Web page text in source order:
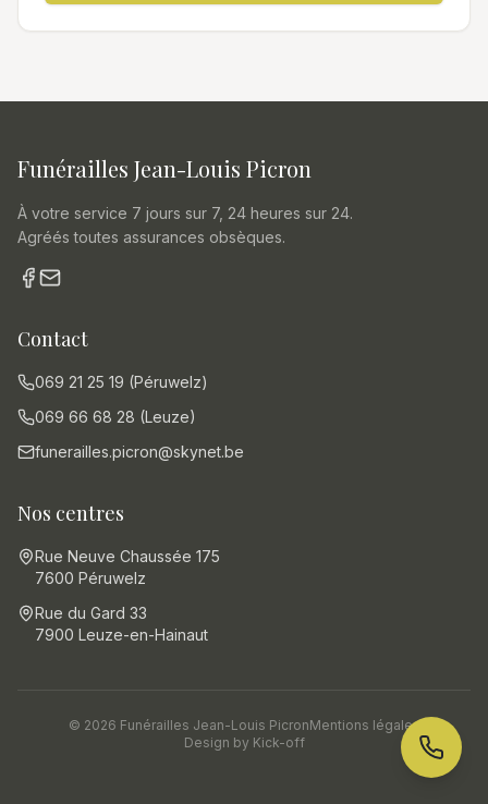
Funérailles Jean-Louis Picron
À votre service 7 jours sur 7, 24 heures sur 24.
Agréés toutes assurances obsèques.
Contact
069 21 25 19 (Péruwelz)
069 66 68 28 (Leuze)
funerailles.picron@skynet.be
Nos centres
Rue Neuve Chaussée 175
7600 Péruwelz
Rue du Gard 33
7900 Leuze-en-Hainaut
© 2026 Funérailles Jean-Louis PicronMentions légales
Design by Kick-off